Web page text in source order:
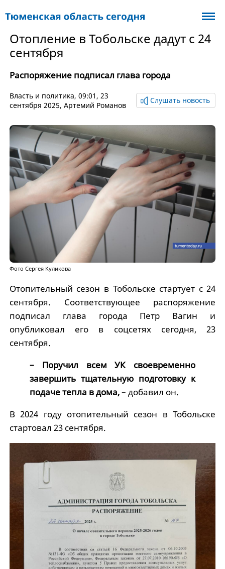
Отопление в Тобольске дадут с 24
сентября
Распоряжение подписал глава города
Власть и политика, 09:01, 23
сентября 2025, Артемий Романов
Слушать новость
Фото Сергея Куликова
Отопительный сезон в Тобольске стартует с 24
сентября. Соответствующее распоряжение
подписал глава города Петр Вагин и
опубликовал его в соцсетях сегодня, 23
сентября.
– Поручил всем УК своевременно
завершить тщательную подготовку к
подаче тепла в дома,– добавил он.
В 2024 году отопительный сезон в Тобольске
стартовал 23 сентября.